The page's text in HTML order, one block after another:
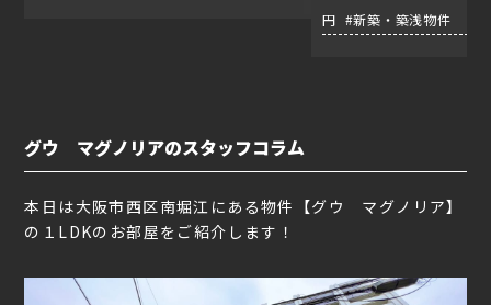
円 #新築・築浅物件
グウ マグノリアのスタッフコラム
本日は大阪市西区南堀江にある物件【グウ マグノリア】
の１LDKのお部屋をご紹介します！